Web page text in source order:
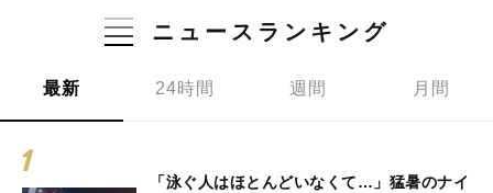
ニュースランキング
最新 24時間 週間 月間
「泳ぐ人はほとんどいなくて…」猛暑のナイ